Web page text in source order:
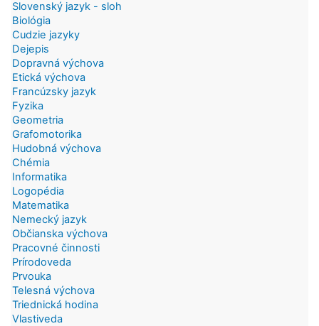
Slovenský jazyk - sloh
Biológia
Cudzie jazyky
Dejepis
Dopravná výchova
Etická výchova
Francúzsky jazyk
Fyzika
Geometria
Grafomotorika
Hudobná výchova
Chémia
Informatika
Logopédia
Matematika
Nemecký jazyk
Občianska výchova
Pracovné činnosti
Prírodoveda
Prvouka
Telesná výchova
Triednická hodina
Vlastiveda